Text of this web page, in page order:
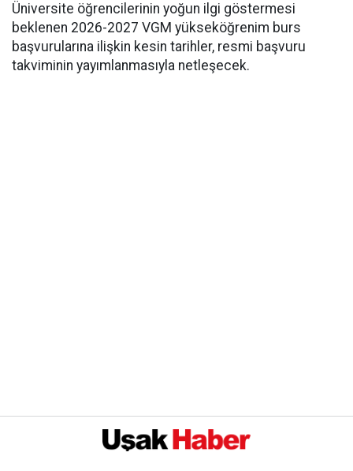
Üniversite öğrencilerinin yoğun ilgi göstermesi
beklenen 2026-2027 VGM yükseköğrenim burs
başvurularına ilişkin kesin tarihler, resmi başvuru
takviminin yayımlanmasıyla netleşecek.